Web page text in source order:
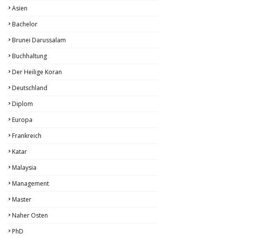
Asien
Bachelor
Brunei Darussalam
Buchhaltung
Der Heilige Koran
Deutschland
Diplom
Europa
Frankreich
Katar
Malaysia
Management
Master
Naher Osten
PhD